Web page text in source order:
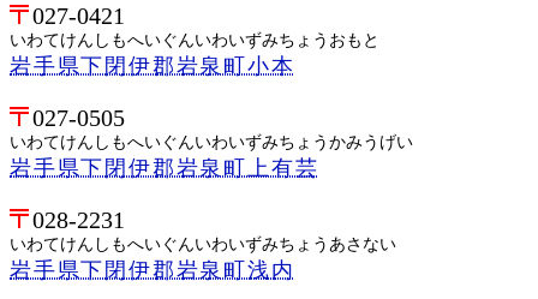
027-0421
いわてけんしもへいぐんいわいずみちょうおもと
岩手県下閉伊郡岩泉町小本
027-0505
いわてけんしもへいぐんいわいずみちょうかみうげい
岩手県下閉伊郡岩泉町上有芸
028-2231
いわてけんしもへいぐんいわいずみちょうあさない
岩手県下閉伊郡岩泉町浅内